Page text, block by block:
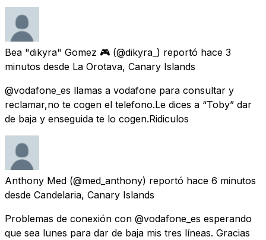
Bea "dikyra" Gomez 🎮 (@dikyra_) reportó hace 3
minutos desde La Orotava, Canary Islands
@vodafone_es llamas a vodafone para consultar y
reclamar,no te cogen el telefono.Le dices a “Toby” dar
de baja y enseguida te lo cogen.Ridiculos
Anthony Med (@med_anthony) reportó hace 6 minutos
desde Candelaria, Canary Islands
Problemas de conexión con @vodafone_es esperando
que sea lunes para dar de baja mis tres líneas. Gracias